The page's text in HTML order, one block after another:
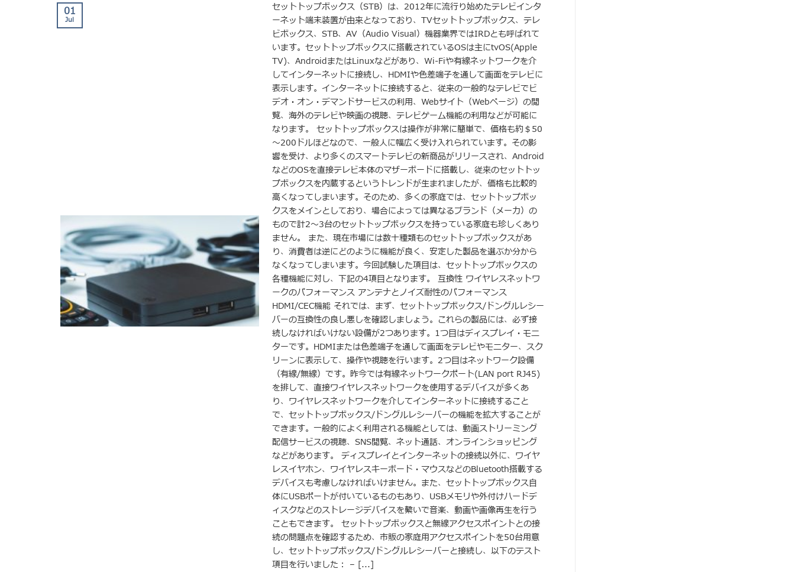
セットトップボックス（STB）は、2012年に流行り始めたテレビインタ
ーネット端末装置が由来となっており、TVセットトップボックス、テレ
ビボックス、STB、AV（Audio Visual）機器業界ではIRDとも呼ばれて
います。セットトップボックスに搭載されているOSは主にtvOS(Apple
TV)、AndroidまたはLinuxなどがあり、Wi-Fiや有線ネットワークを介
してインターネットに接続し、HDMIや色差端子を通して画面をテレビに
表示します。インターネットに接続すると、従来の一般的なテレビでビ
デオ・オン・デマンドサービスの利用、Webサイト（Webページ）の閲
覧、海外のテレビや映画の視聴、テレビゲーム機能の利用などが可能に
なります。 セットトップボックスは操作が非常に簡単で、価格も約＄50
～200ドルほどなので、一般人に幅広く受け入れられています。その影
響を受け、より多くのスマートテレビの新商品がリリースされ、Android
などのOSを直接テレビ本体のマザーボードに搭載し、従来のセットトッ
プボックスを内蔵するというトレンドが生まれましたが、価格も比較的
高くなってしまいます。そのため、多くの家庭では、セットトップボッ
クスをメインとしており、場合によっては異なるブランド（メーカ）の
もので計2～3台のセットトップボックスを持っている家庭も珍しくあり
ません。 また、現在市場には数十種類ものセットトップボックスがあ
り、消費者は逆にどのように機能が良く、安定した製品を選ぶか分から
なくなってしまいます。今回試験した項目は、セットトップボックスの
各種機能に対し、下記の4項目となります。 互換性 ワイヤレスネットワ
ークのパフォーマンス アンテナとノイズ耐性のパフォーマンス
HDMI/CEC機能 それでは、まず、セットトップボックス/ドングルレシー
バーの互換性の良し悪しを確認しましょう。これらの製品には、必ず接
続しなければいけない設備が2つあります。1つ目はディスプレイ・モニ
ターです。HDMIまたは色差端子を通して画面をテレビやモニター、スク
リーンに表示して、操作や視聴を行います。2つ目はネットワーク設備
（有線/無線）です。昨今では有線ネットワークポート(LAN port RJ45)
を排して、直接ワイヤレスネットワークを使用するデバイスが多くあ
り、ワイヤレスネットワークを介してインターネットに接続すること
で、セットトップボックス/ドングルレシーバーの機能を拡大することが
できます。一般的によく利用される機能としては、動画ストリーミング
配信サービスの視聴、SNS閲覧、ネット通話、オンラインショッピング
などがあります。 ディスプレイとインターネットの接続以外に、ワイヤ
レスイヤホン、ワイヤレスキーボード・マウスなどのBluetooth搭載する
デバイスも考慮しなければいけません。また、セットトップボックス自
体にUSBポートが付いているものもあり、USBメモリや外付けハードデ
ィスクなどのストレージデバイスを繋いで音楽、動画や画像再生を行う
こともできます。 セットトップボックスと無線アクセスポイントとの接
続の問題点を確認するため、市販の家庭用アクセスポイントを50台用意
し、セットトップボックス/ドングルレシーバーと接続し、以下のテスト
項目を行いました： – [...]
01
Jul